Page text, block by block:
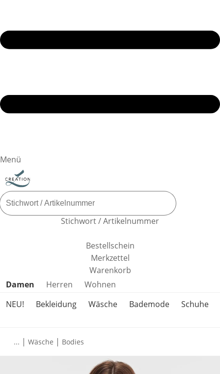
Menü
Stichwort / Artikelnummer
Bestellschein
Merkzettel
Warenkorb
Produktkategorien überspringen
Damen Herren
Wohnen
NEU!
Bekleidung Wäsche Bademode Schuhe
... | Wäsche | Bodies